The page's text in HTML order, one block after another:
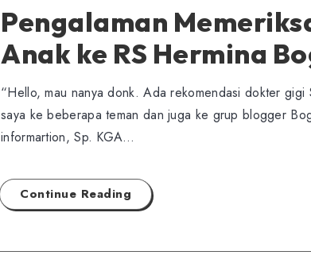
Pengalaman
Anak ke RS Hermina
“Hello, mau nanya donk. Ada rekomendasi dokter
saya ke beberapa teman dan juga ke grup blogger
informartion, Sp. KGA…
Continue Reading